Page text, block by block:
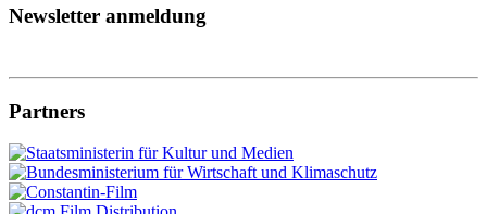
Newsletter anmeldung
Partners